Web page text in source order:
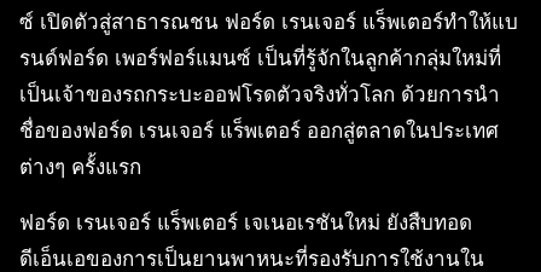
ซ์ เปิดตัวสู่สาธารณชน ฟอร์ด เรนเจอร์ แร็พเตอร์ทำให้แบ
รนด์ฟอร์ด เพอร์ฟอร์แมนซ์ เป็นที่รู้จักในลูกค้ากลุ่มใหม่ที่
เป็นเจ้าของรถกระบะออฟโรดตัวจริงทั่วโลก ด้วยการนำ
ชื่อของฟอร์ด เรนเจอร์ แร็พเตอร์ ออกสู่ตลาดในประเทศ
ต่างๆ ครั้งแรก
ฟอร์ด เรนเจอร์ แร็พเตอร์ เจเนอเรชันใหม่ ยังสืบทอด
ดีเอ็นเอของการเป็นยานพาหนะที่รองรับการใช้งานใน